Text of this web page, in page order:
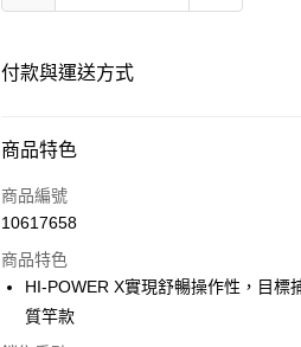
付款與運送方式
付款方式
信用卡一次付款
Apple Pay
街口支付
商品特色
商品編號
10617658
商品特色
HI-POWER X實現舒暢操作性，目標
質竿款